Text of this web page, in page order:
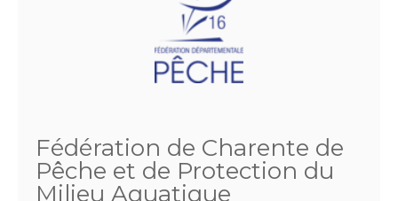
Fédération de Charente de
Pêche et de Protection du
Milieu Aquatique